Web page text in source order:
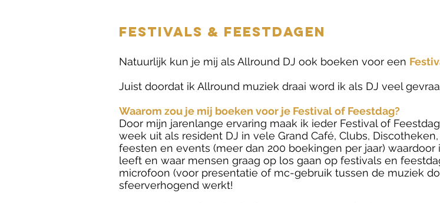
FESTIVALS & FEESTDAGEN
Natuurlijk kun je mij als Allround DJ ook boeken voor een
Juist doordat ik Allround muziek draai word ik als DJ veel
Waarom zou je mij boeken voor je Festival of Feestdag?
Door mijn jarenlange ervaring maak ik ieder Festival of
week uit als resident DJ in vele Grand Café, Clubs,
feesten en events (meer dan 200 boekingen per jaar)
leeft en waar mensen graag op los gaan op festivals en
microfoon (voor presentatie of mc-gebruik tussen de muziek
sfeerverhogend werkt!